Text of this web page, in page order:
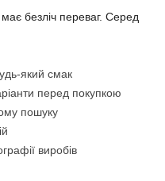
безліч переваг. Серед
який смак
перед покупкою
пошуку
виробів